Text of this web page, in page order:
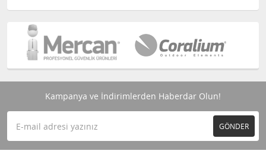
Kampanya ve İndirimlerden Haberdar Olun!
GÖNDER